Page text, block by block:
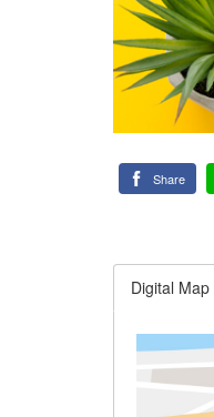
Share
Digital Map